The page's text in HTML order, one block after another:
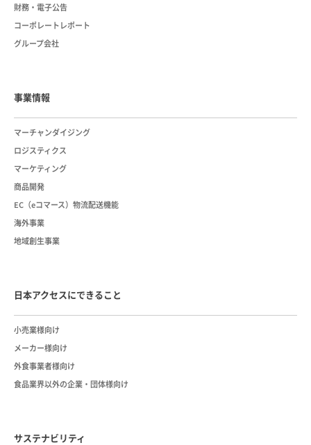
財務・電子公告
コーポレートレポート
グループ会社
事業情報
マーチャンダイジング
ロジスティクス
マーケティング
商品開発
EC（eコマース）物流配送機能
海外事業
地域創生事業
日本アクセスにできること
小売業様向け
メーカー様向け
外食事業者様向け
食品業界以外の企業・団体様向け
サステナビリティ